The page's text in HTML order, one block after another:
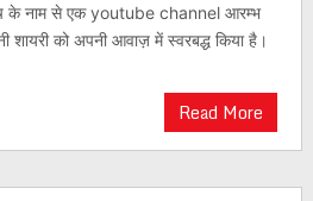
के नाम से एक youtube channel आरम्भ
शायरी को अपनी आवाज़ में स्वरबद्ध किया है।
Read More